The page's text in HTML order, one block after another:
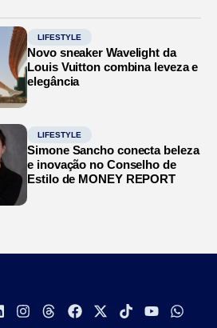
LIFESTYLE
Novo sneaker Wavelight da
Louis Vuitton combina leveza e
elegância
LIFESTYLE
Simone Sancho conecta beleza
e inovação no Conselho de
Estilo de MONEY REPORT